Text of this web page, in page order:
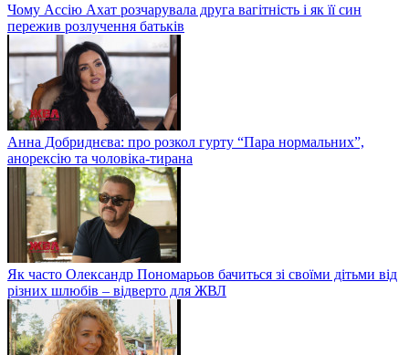
Чому Ассію Ахат розчарувала друга вагітність і як її син
пережив розлучення батьків
Анна Добриднєва: про розкол гурту “Пара нормальних”,
анорексію та чоловіка-тирана
Як часто Олександр Пономарьов бачиться зі своїми дітьми від
різних шлюбів – відверто для ЖВЛ